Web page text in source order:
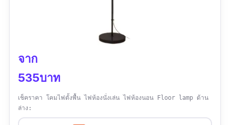
จาก
535บาท
เช็คราคา โคมไฟตั้งพื้น ไฟห้องนั่งเล่น ไฟห้องนอน Floor lamp ด้าน
ล่าง: